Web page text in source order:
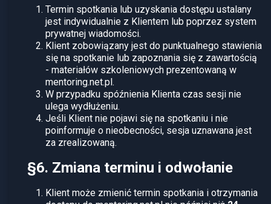
Termin spotkania lub uzyskania dostępu ustalany
jest indywidualnie z Klientem lub poprzez system
prywatnej wiadomości.
Klient zobowiązany jest do punktualnego stawienia
się na spotkanie lub zapoznania się z zawartością
- materiałów szkoleniowych prezentowaną w
mentoring.net.pl.
W przypadku spóźnienia Klienta czas sesji nie
ulega wydłużeniu.
Jeśli Klient nie pojawi się na spotkaniu i nie
poinformuje o nieobecności, sesja uznawana jest
za zrealizowaną.
§6. Zmiana terminu i odwołanie
Klient może zmienić termin spotkania i otrzymania